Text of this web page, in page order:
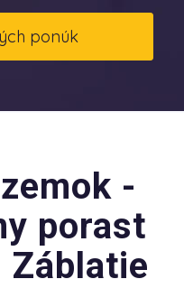
ponúk
-
porast
Záblatie